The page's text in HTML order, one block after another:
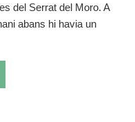
del Serrat del Moro. A
abans hi havia un